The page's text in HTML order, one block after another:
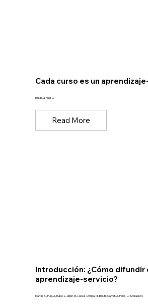
Cada curso es un
Bär, B., & Puig, J.
Read More
Introducción: ¿Cómo difundir
aprendizaje-servicio?
Martín, X., Puig, J., Rubio, L., Gijón, M., López-Dóriga, M., Bär, B., Calvet, J., Palos, J., & Graell, M.